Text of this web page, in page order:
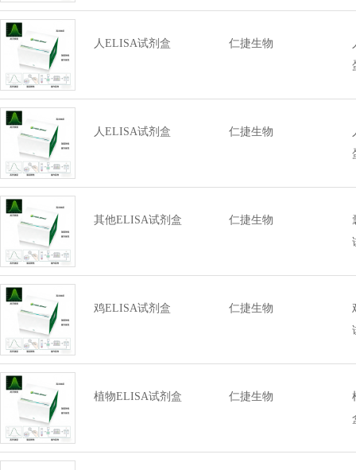
人ELISA试剂盒 仁捷生物
人ELISA试剂盒 仁捷生物
其他ELISA试剂盒 仁捷生物
鸡ELISA试剂盒 仁捷生物
植物ELISA试剂盒 仁捷生物